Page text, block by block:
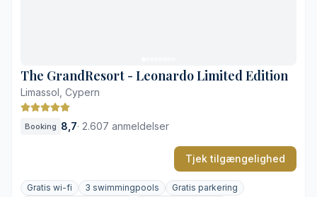
The GrandResort - Leonardo Limited Edition
Limassol, Cypern
Booking 8,7· 2.607 anmeldelser
Tjek tilgængelighed
Gratis wi-fi 3 swimmingpools
Gratis parkering